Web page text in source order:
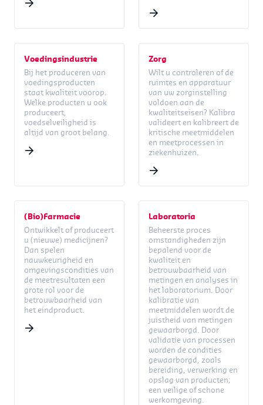
Voedingsindustrie
Bij het produceren van
voedingsproducten
staat kwaliteit voorop.
Welke producten u ook
produceert,
voedselveiligheid is
altijd van groot belang.
Zorg
Wilt u controleren of de
ruimtes en apparatuur
van uw zorginstelling
voldoen aan de
kwaliteitseisen? Kalibra
valideert en kalibreert de
kritische meetmiddelen
en meetprocessen in
ziekenhuizen.
(Bio)Farmacie
Ontwikkelt of produceert
u (nieuwe) medicijnen?
Dan spelen
nauwkeurigheid en
omgevingscondities van
de meetresultaten een
grote rol voor de
betrouwbaarheid van
het eindproduct.
Laboratoria
Beheerste proces
omstandigheden zijn
bepalend voor de
kwaliteit en
betrouwbaarheid van
metingen en analyses in
het laboratorium. Door
kalibratie van
meetmiddelen wordt de
juistheid van metingen
gewaarborgd. Door
validatie van processen
worden de condities
gewaarborgd, zoals
bereiding, verwerking en
opslag van producten;
een veilige of schone
werkomgeving.